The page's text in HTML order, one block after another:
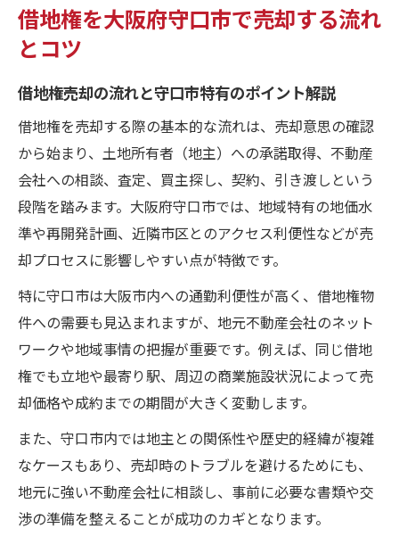
借地権を大阪府守口市で売却する流れ
とコツ
借地権売却の流れと守口市特有のポイント解説
借地権を売却する際の基本的な流れは、売却意思の確認
から始まり、土地所有者（地主）への承諾取得、不動産
会社への相談、査定、買主探し、契約、引き渡しという
段階を踏みます。大阪府守口市では、地域特有の地価水
準や再開発計画、近隣市区とのアクセス利便性などが売
却プロセスに影響しやすい点が特徴です。
特に守口市は大阪市内への通勤利便性が高く、借地権物
件への需要も見込まれますが、地元不動産会社のネット
ワークや地域事情の把握が重要です。例えば、同じ借地
権でも立地や最寄り駅、周辺の商業施設状況によって売
却価格や成約までの期間が大きく変動します。
また、守口市内では地主との関係性や歴史的経緯が複雑
なケースもあり、売却時のトラブルを避けるためにも、
地元に強い不動産会社に相談し、事前に必要な書類や交
渉の準備を整えることが成功のカギとなります。